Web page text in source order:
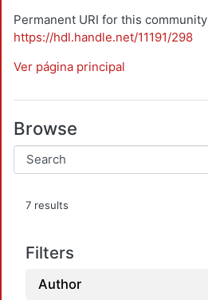
Permanent URI for this community
https://hdl.handle.net/11191/298
Ver página principal
Browse
7 results
Filters
Author